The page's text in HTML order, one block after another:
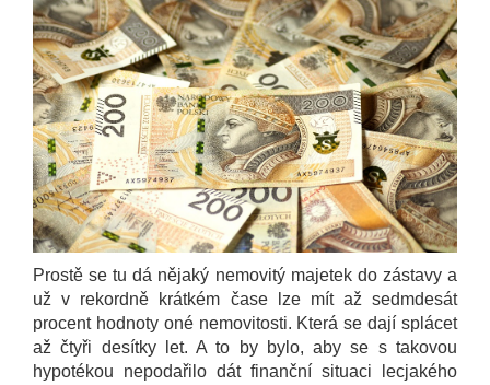
Prostě se tu dá nějaký nemovitý majetek do zástavy a
už v rekordně krátkém čase lze mít až sedmdesát
procent hodnoty oné nemovitosti. Která se dají splácet
až čtyři desítky let. A to by bylo, aby se s takovou
hypotékou nepodařilo dát finanční situaci lecjakého